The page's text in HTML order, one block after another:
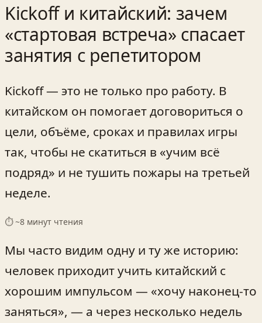
Kickoff и китайский: зачем
«стартовая встреча» спасает
занятия с репетитором
Kickoff — это не только про работу. В
китайском он помогает договориться о
цели, объёме, сроках и правилах игры
так, чтобы не скатиться в «учим всё
подряд» и не тушить пожары на третьей
неделе.
⏱ ~8 минут чтения
Мы часто видим одну и ту же историю:
человек приходит учить китайский с
хорошим импульсом — «хочу наконец-то
заняться», — а через несколько недель